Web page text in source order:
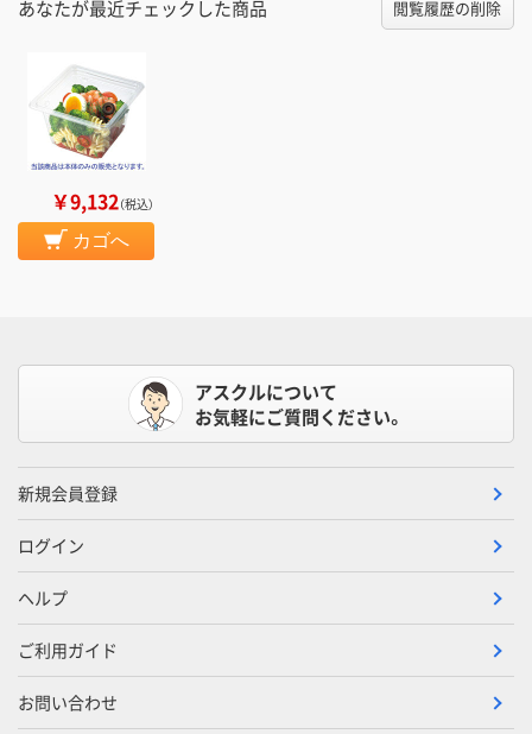
あなたが最近チェックした商品 閲覧履歴の削除
￥9,132（税込）
カゴへ
アスクルについて
お気軽にご質問ください。
新規会員登録
ログイン
ヘルプ
ご利用ガイド
お問い合わせ